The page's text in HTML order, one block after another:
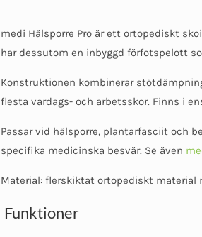
medi Hälsporre Pro är ett ortopediskt
har dessutom en inbyggd förfotspelott
Konstruktionen kombinerar
flesta vardags- och arbetsskor. Finns i
Passar vid hälsporre, plantarfasciit och
specifika medicinska besvär. Se även
Material: flerskiktat ortopediskt material
Funktioner